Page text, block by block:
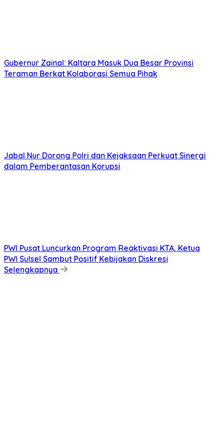
Gubernur Zainal: Kaltara Masuk Dua Besar Provinsi
Teraman Berkat Kolaborasi Semua Pihak
Jabal Nur Dorong Polri dan Kejaksaan Perkuat Sinergi
dalam Pemberantasan Korupsi
PWI Pusat Luncurkan Program Reaktivasi KTA, Ketua
PWI Sulsel Sambut Positif Kebijakan Diskresi
Selengkapnya